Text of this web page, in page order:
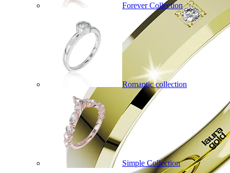
Forever Collection
Romantic collection
Simple Collection